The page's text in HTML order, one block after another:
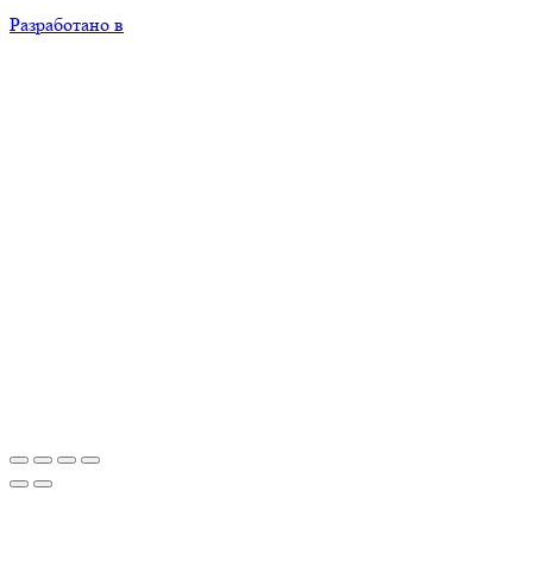
Разработано в